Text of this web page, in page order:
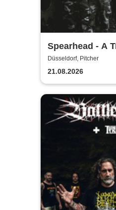
Spearhead - A
Thrower
Düsseldorf, Pitcher
21.08.2026